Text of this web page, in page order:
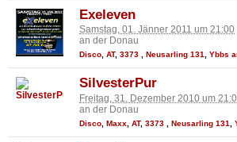
Exeleven
Samstag, 01. Jänner 2011 um 21:00
an der Donau
Disco, AT, 3373 , Neusarling 131, Ybbs
SilvesterPur
Freitag, 31. Dezember 2010 um
an der Donau
Disco Maxx AT, 3373 Neusarling 131